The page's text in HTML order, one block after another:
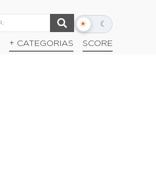
☀ ☾
Alternar
escuro
+ CATEGORIAS SCORE